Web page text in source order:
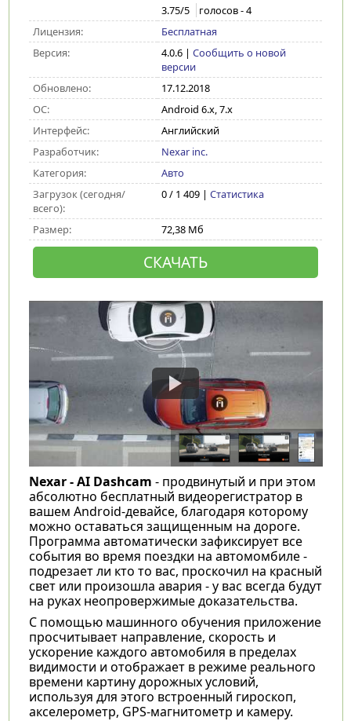
3.75/5 голосов -4
Лицензия:
Бесплатная
Версия:
4.0.6| Сообщить о новой
версии
Обновлено:
17.12.2018
ОС:
Android 6.x, 7.x
Интерфейс:
Английский
Разработчик:
Nexar inc.
Категория:
Авто
Загрузок (сегодня/
всего):
0 / 1 409 | Статистика
Размер: 72,38 Мб
СКАЧАТЬ
Nexar - AI Dashcam - продвинутый и при этом
абсолютно бесплатный видеорегистратор в
вашем Android-девайсе, благодаря которому
можно оставаться защищенным на дороге.
Программа автоматически зафиксирует все
события во время поездки на автомомбиле -
подрезает ли кто то вас, проскочил на красный
свет или произошла авария - у вас всегда будут
на руках неопровержимые доказательства.
С помощью машинного обучения приложение
просчитывает направление, скорость и
ускорение каждого автомобиля в пределах
видимости и отображает в режиме реального
времени картину дорожных условий,
используя для этого встроенный гироскоп,
акселерометр, GPS-магнитометр и камеру.